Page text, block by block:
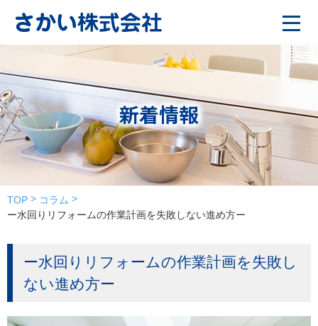
新着情報
TOP
コラム
ー水回りリフォームの作業計画を失敗しない進め方ー
ー水回りリフォームの作業計画を失敗し
ない進め方ー